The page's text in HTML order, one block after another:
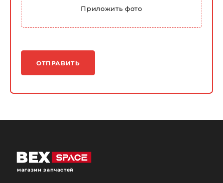
Приложить фото
ОТПРАВИТЬ
магазин запчастей